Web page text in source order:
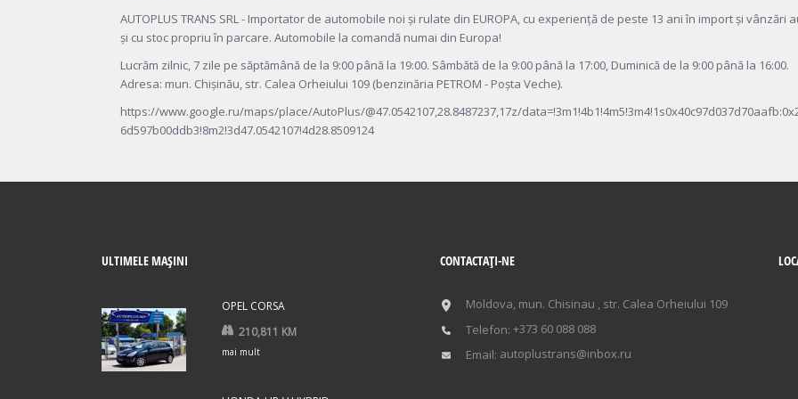
AUTOPLUS TRANS SRL - Importator de automobile noi și rulate din EUROPA, cu experiență de peste 13 ani în import și vânzări
și cu stoc propriu în parcare. Automobile la comandă numai din Europa!
Lucrăm zilnic, 7 zile pe săptămână de la 9:00 până la 19:00. Sâmbătă de la 9:00 până la 17:00, Duminică de la 9:00 până la 16:00.
Adresa: mun. Chișinău, str. Calea Orheiului 109 (benzinăria PETROM - Poșta Veche).
https://www.google.ru/maps/place/AutoPlus/@47.0542107,28.8487237,17z/
6d597b00ddb3!8m2!3d47.0542107!4d28.8509124
ULTIMELE MAȘINI
OPEL CORSA
210,811 KM
mai mult
CONTACTAŢI-NE
Moldova, mun. Chisinau , str. Calea Orheiului 109
Telefon: +373 60 088 088
Email: autoplustrans@inbox.ru